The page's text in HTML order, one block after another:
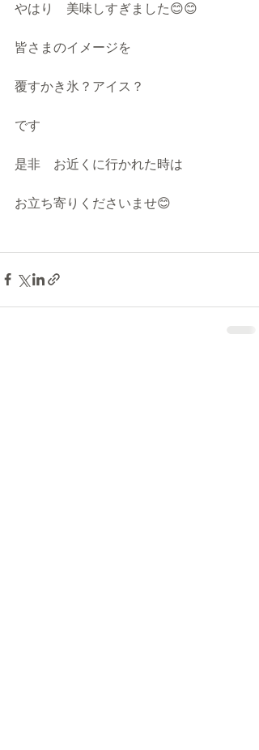
やはり　美味しすぎました😊😊
皆さまのイメージを
覆すかき氷？アイス？
です
是非　お近くに行かれた時は
お立ち寄りくださいませ😊